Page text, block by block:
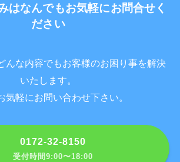
はなんでもお気軽にお問合せく
ださい
んな内容でもお客様のお困り事を解決
いたします。
気軽にお問い合わせ下さい。
0172-32-8150
受付時間9:00〜18:00